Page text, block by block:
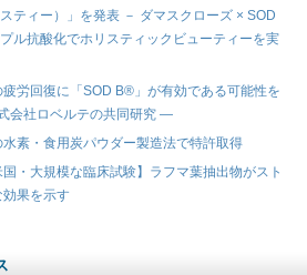
ティー）」を発表 － ダマスクローズ × SOD
ル抗酸化でホリスティックビューティーを実
労回復に「SOD B®」が有効である可能性を
会社ロベルテの共同研究 ―
素・食用炭パウダー製造法で特許取得
・大規模な臨床試験】ラフマ葉抽出物がスト
効果を示す